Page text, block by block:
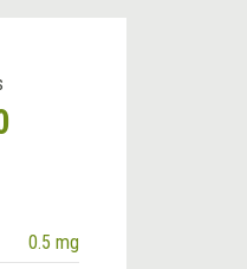
0.5 mg